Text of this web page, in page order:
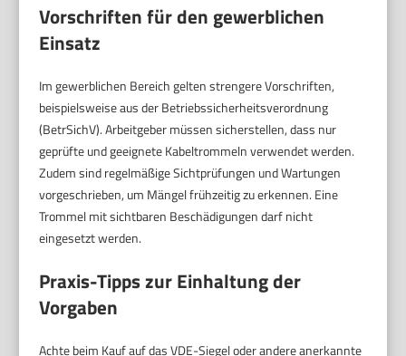
Vorschriften für den gewerblichen
Einsatz
Im gewerblichen Bereich gelten strengere Vorschriften,
beispielsweise aus der Betriebssicherheitsverordnung
(BetrSichV). Arbeitgeber müssen sicherstellen, dass nur
geprüfte und geeignete Kabeltrommeln verwendet werden.
Zudem sind regelmäßige Sichtprüfungen und Wartungen
vorgeschrieben, um Mängel frühzeitig zu erkennen. Eine
Trommel mit sichtbaren Beschädigungen darf nicht
eingesetzt werden.
Praxis-Tipps zur Einhaltung der
Vorgaben
Achte beim Kauf auf das VDE-Siegel oder andere anerkannte